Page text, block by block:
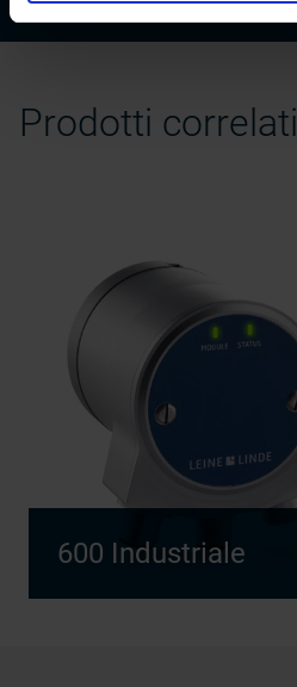
Prodotti correlati
600 Industriale